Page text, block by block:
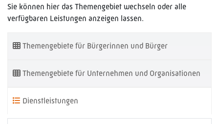
Sie können hier das Themengebiet wechseln oder alle
verfügbaren Leistungen anzeigen lassen.
Themengebiete für Bürgerinnen und Bürger
Themengebiete für Unternehmen und Organisationen
Dienstleistungen